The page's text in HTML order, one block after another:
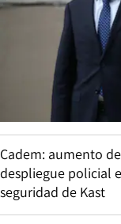
Cadem: aumento
despliegue policial
seguridad de Kast